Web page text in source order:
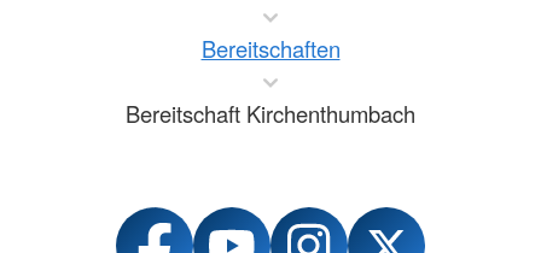
Bereitschaften
Bereitschaft Kirchenthumbach